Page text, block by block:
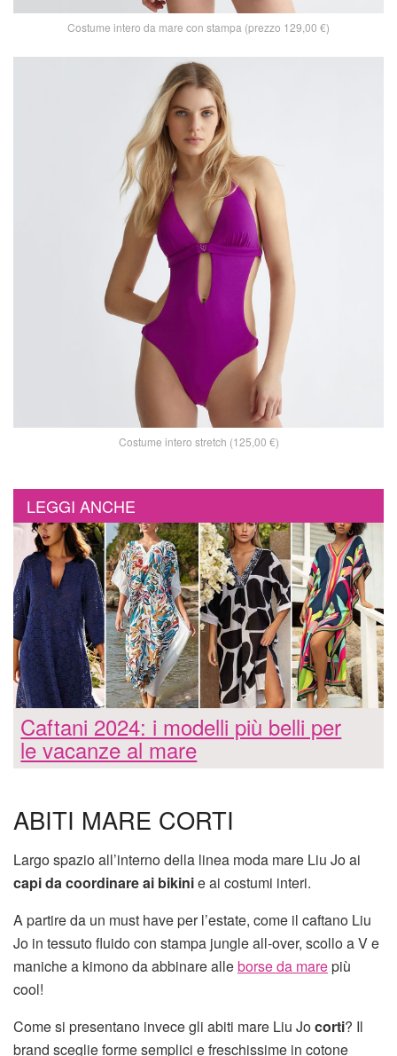
Costume intero da mare con stampa (prezzo 129,00 €)
Costume intero stretch (125,00 €)
LEGGI ANCHE
Caftani 2024: i modelli più belli per
le vacanze al mare
ABITI MARE CORTI
Largo spazio all’interno della linea moda mare Liu Jo ai
capi da coordinare ai bikinie ai costumi interi.
A partire da un must have per l’estate, come il caftano Liu
Jo in tessuto fluido con stampa jungle all-over, scollo a V e
maniche a kimono da abbinare alleborse da marepiù
cool!
Come si presentano invece gli abiti mare Liu Jocorti? Il
brand sceglie forme semplici e freschissime in cotone